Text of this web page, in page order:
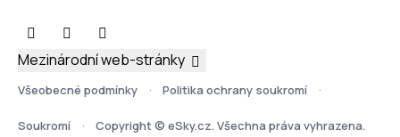
Všeobecné podmínky Politika ochrany soukromí
Soukromí Copyright © eSky.cz. Všechna práva vyhrazena.
Mezinárodní web-stránky